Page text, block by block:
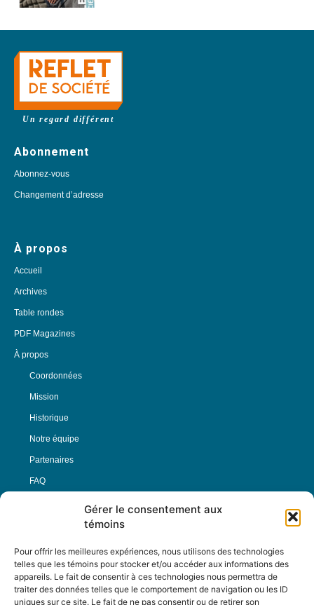
Gérer le consentement aux
témoins
Pour offrir les meilleures expériences, nous utilisons des technologies
telles que les témoins pour stocker et/ou accéder aux informations des
appareils. Le fait de consentir à ces technologies nous permettra de
traiter des données telles que le comportement de navigation ou les ID
uniques sur ce site. Le fait de ne pas consentir ou de retirer son
Un regard différent
Abonnement
Abonnez-vous
Changement d’adresse
À propos
Accueil
Archives
Table rondes
PDF Magazines
À propos
Coordonnées
Mission
Historique
Notre équipe
Partenaires
FAQ
Nous Suivre